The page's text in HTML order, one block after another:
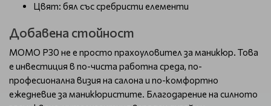
Цвят: бял със сребристи елементи
Добавена стойност
MOMO P30 не е просто прахоуловител за маникюр. Това
е инвестиция в по-чиста работна среда, по-
професионална визия на салона и по-комфортно
ежедневие за маникюристите. Благодарение на силното